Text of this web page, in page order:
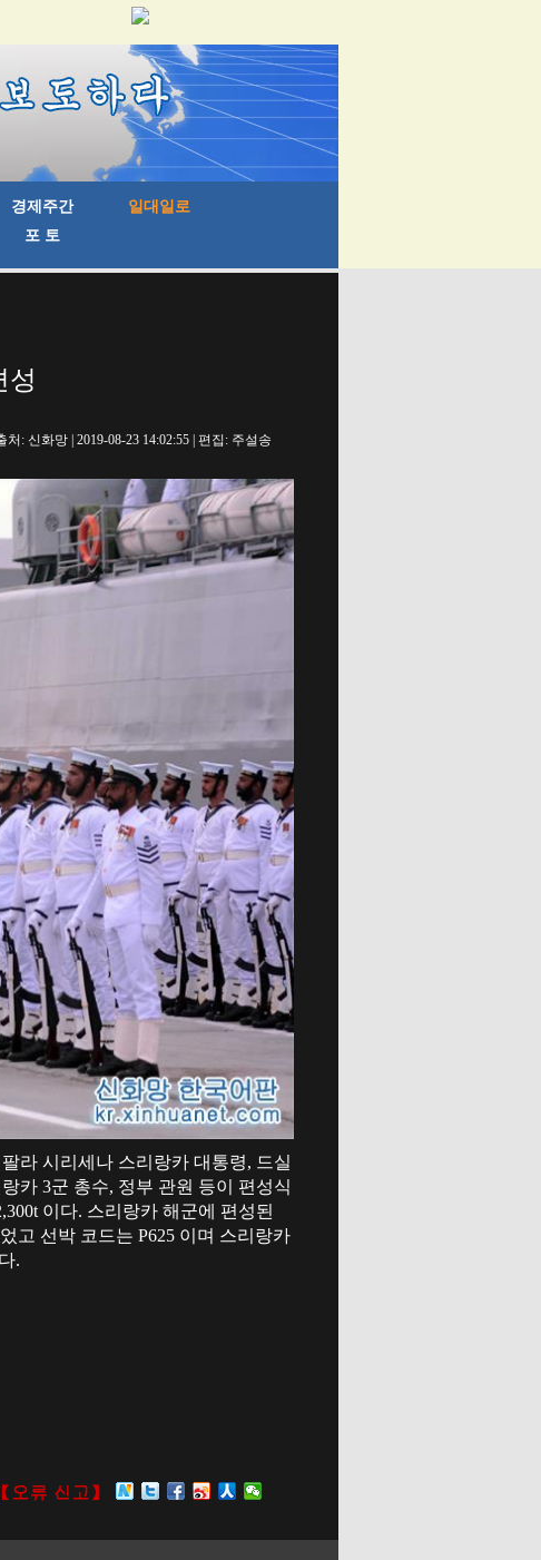
성
처: 신화망 | 2019-08-23 14:02:55 | 편집: 주설송
라 시리세나 스리랑카 대통령, 드실
카 3군 총수, 정부 관원 등이 편성식
이다. 스리랑카 해군에 편성된
고 선박 코드는 P625 이며 스리랑카
.